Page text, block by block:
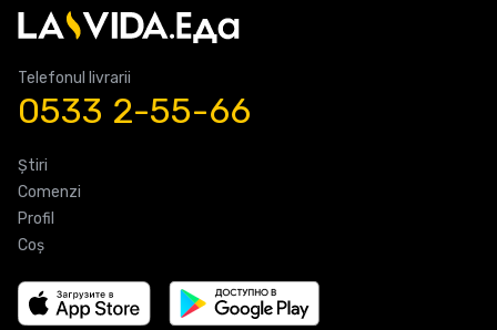
Telefonul livrarii
0533 2-55-66
Știri
Comenzi
Profil
Coş